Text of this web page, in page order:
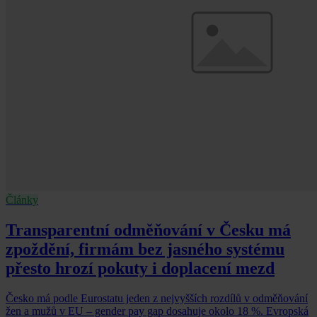
Články
Transparentní odměňování v Česku má
zpoždění, firmám bez jasného systému
přesto hrozí pokuty i doplacení mezd
Česko má podle Eurostatu jeden z nejvyšších rozdílů v odměňování
žen a mužů v EU – gender pay gap dosahuje okolo 18 %. Evropská